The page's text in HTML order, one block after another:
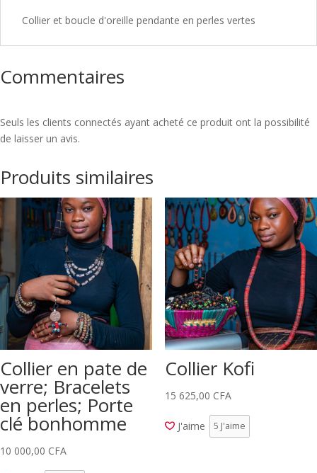
Collier et boucle d'oreille pendante en perles vertes
Commentaires
Seuls les clients connectés ayant acheté ce produit ont la possibilité
de laisser un avis.
Produits similaires
Collier en pate de
verre; Bracelets
en perles; Porte
clé bonhomme
10 000,00 CFA
Collier Kofi
15 625,00 CFA
J'aime 5 J'aime